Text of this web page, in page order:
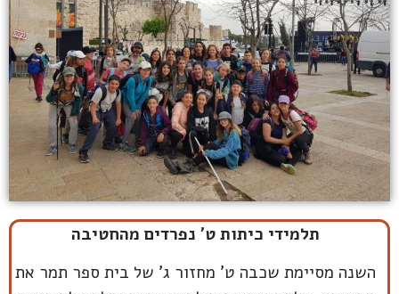
תלמידי כיתות ט' נפרדים מהחטיבה
השנה מסיימת שכבה ט' מחזור ג' של בית ספר תמר את